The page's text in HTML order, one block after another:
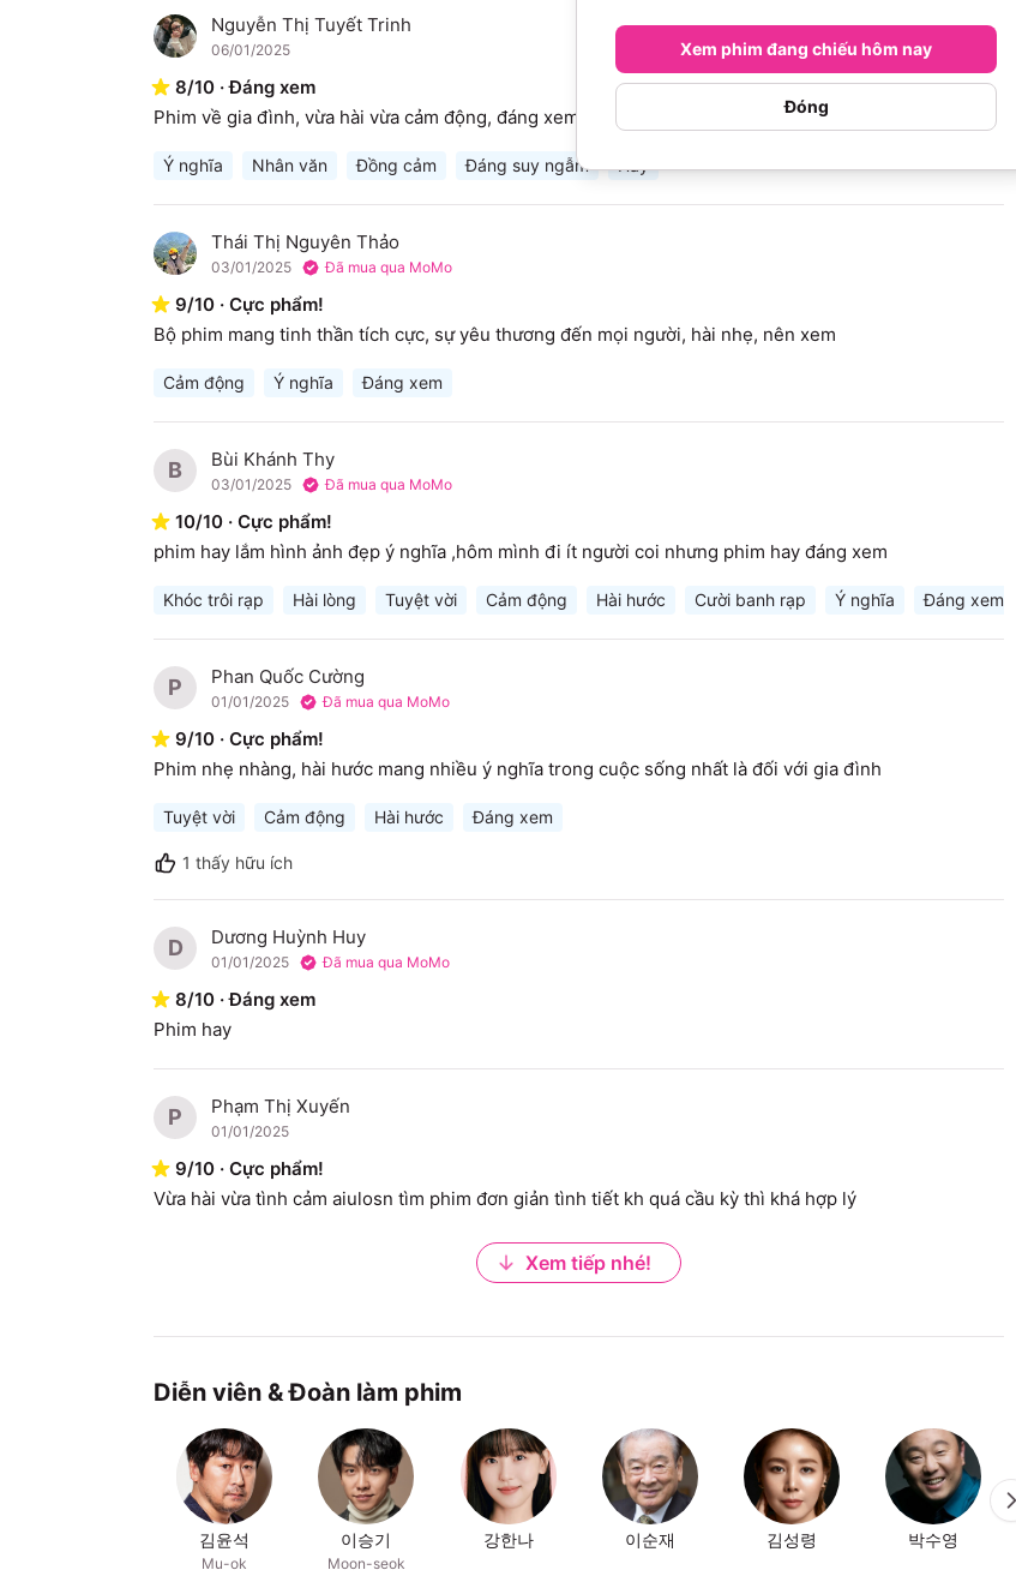
N Nguyễn Thị Tuyết Trinh
06/01/2025
8/10 ·Đáng xem
Phim về gia đình, vừa hài vừa cảm động, đáng xem
Ý nghĩa Nhân văn Đồng cảm Đáng suy ngẫm Hay
T Thái Thị Nguyên Thảo
03/01/2025 Đã mua qua MoMo
9/10 · Cực phẩm!
Bộ phim mang tinh thần tích cực, sự yêu thương đến mọi người, hài nhẹ, nên xem
Cảm động Ý nghĩa Đáng xem
B Bùi Khánh Thy
03/01/2025 Đã mua qua MoMo
10/10 · Cực phẩm!
phim hay lắm hình ảnh đẹp ý nghĩa ,hôm mình đi ít người coi nhưng phim hay đáng xem
Khóc trôi rạp Hài lòng Tuyệt vời Cảm động Hài hước Cười banh rạp Ý nghĩa Đáng xem
P Phan Quốc Cường
01/01/2025 Đã mua qua MoMo
9/10 · Cực phẩm!
Phim nhẹ nhàng, hài hước mang nhiều ý nghĩa trong cuộc sống nhất là đối với gia đình
Tuyệt vời Cảm động Hài hước Đáng xem
1 thấy hữu ích
D Dương Huỳnh Huy
01/01/2025 Đã mua qua MoMo
8/10 ·Đáng xem
Phim hay
P Phạm Thị Xuyến
01/01/2025
9/10 · Cực phẩm!
Vừa hài vừa tình cảm aiulosn tìm phim đơn giản tình tiết kh quá cầu kỳ thì khá hợp lý
Xem tiếp nhé!
Diễn viên & Đoàn làm phim
김윤석
Mu-ok
이승기
Moon-seok
강한나 이순재 김성령 박수영
Xem phim đang chiếu hôm nay
Đóng